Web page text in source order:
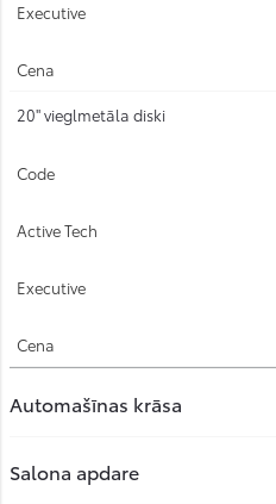
20'' vieglmetāla diski
Automašīnas krāsa
Salona apdare